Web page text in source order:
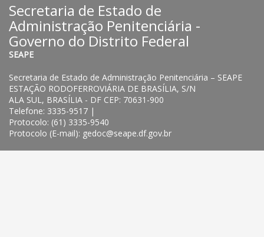
Secretaria de Estado de
Administração Penitenciária -
Governo do Distrito Federal
SEAPE
Secretaria de Estado de Administração Penitenciária – SEAPE
ESTAÇÃO RODOFERROVIÁRIA DE BRASÍLIA, S/N
ALA SUL, BRASÍLIA - DF CEP: 70631-900
Telefone: 3335-9517 |
Protocolo: (61) 3335-9540
Protocolo (E-mail): gedoc@seape.df.gov.br